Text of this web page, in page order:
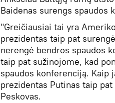
Baidenas surengs spaudos
"Greičiausiai tai yra
prezidentas taip pat
nerengė bendros spaudos
taip pat sužinojome, kad
spaudos konferenciją. Kaip
prezidentas Putinas taip
Peskovas.